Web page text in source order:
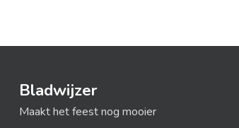
Bladwijzer
Maakt het feest nog mooier